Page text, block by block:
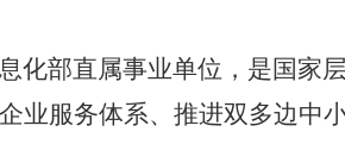
化部直属事业单位，是国家
业服务体系、 推进双多边中